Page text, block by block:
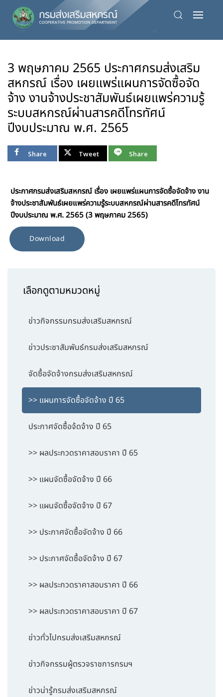
Skip
to
content
3 พฤษภาคม 2565 ประกาศกรมส่งเสริม
สหกรณ์ เรื่อง เผยแพร่แผนการจัดซื้อจัด
จ้าง งานจ้างประชาสัมพันธ์เผยแพร่ความรู้
ระบบสหกรณ์ผ่านสารคดีโทรทัศน์
ปีงบประมาณ พ.ศ. 2565
Share Tweet Share
ประกาศกรมส่งเสริมสหกรณ์ เรื่อง เผยแพร่แผนการจัดซื้อจัดจ้าง งาน
จ้างประชาสัมพันธ์เผยแพร่ความรู้ระบบสหกรณ์ผ่านสารคดีโทรทัศน์
ปีงบประมาณ พ.ศ. 2565 (3 พฤษภาคม 2565)
Download
เลือกดูตามหมวดหมู่
ข่าวกิจกรรมกรมส่งเสริมสหกรณ์
ข่าวประชาสัมพันธ์กรมส่งเสริมสหกรณ์
จัดซื้อจัดจ้างกรมส่งเสริมสหกรณ์
>> แผนการจัดซื้อจัดจ้าง ปี 65
ประกาศจัดซื้อจ้ดจ้าง ปี 65
>> ผลประกวดราคาสอบราคา ปี 65
>> แผนจัดซื้อจัดจ้าง ปี 66
>> แผนจัดซื้อจัดจ้าง ปี 67
>> ประกาศจัดซื้อจัดจ้าง ปี 66
>> ประกาศจัดซื้อจัดจ้าง ปี 67
>> ผลประกวดราคาสอบราคา ปี 66
>> ผลประกวดราคาสอบราคา ปี 67
ข่าวทั่วไปกรมส่งเสริมสหกรณ์
ข่าวกิจกรรมผู้ตรวจราชการกรมฯ
ข่าวน่ารู้กรมส่งเสริมสหกรณ์